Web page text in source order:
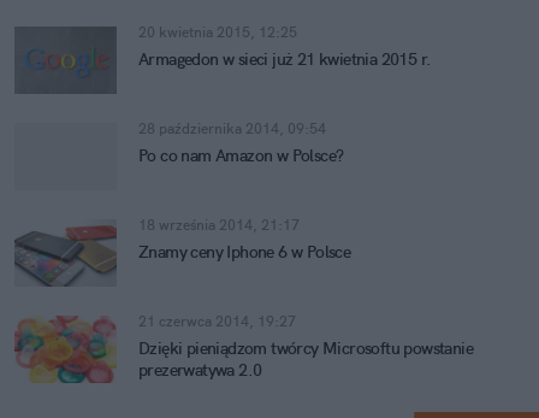
20 kwietnia 2015, 12:25
Armagedon w sieci już 21 kwietnia 2015 r.
28 października 2014, 09:54
Po co nam Amazon w Polsce?
18 września 2014, 21:17
Znamy ceny Iphone 6 w Polsce
21 czerwca 2014, 19:27
Dzięki pieniądzom twórcy Microsoftu powstanie
prezerwatywa 2.0